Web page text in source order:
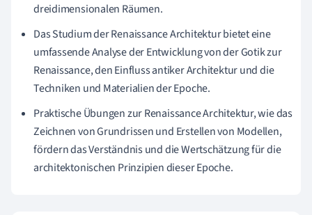
dreidimensionalen Räumen.
Das Studium der Renaissance Architektur bietet eine
umfassende Analyse der Entwicklung von der Gotik zur
Renaissance, den Einfluss antiker Architektur und die
Techniken und Materialien der Epoche.
Praktische Übungen zur Renaissance Architektur, wie das
Zeichnen von Grundrissen und Erstellen von Modellen,
fördern das Verständnis und die Wertschätzung für die
architektonischen Prinzipien dieser Epoche.